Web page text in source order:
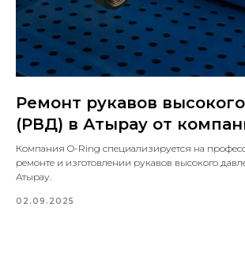
Ремонт рукавов
(РВД) в Атырау от
Компания O-Ring специализируется на
ремонте и изготовлении рукавов высокого
Атырау.
02.09.2025